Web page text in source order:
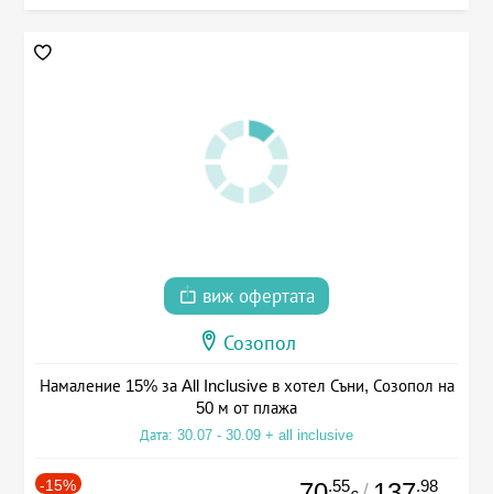
виж офертата
Созопол
Намаление 15% за All Inclusive в хотел Съни, Созопол на
50 м от плажа
Дата: 30.07 - 30.09 + all inclusive
-15% .55 / .98